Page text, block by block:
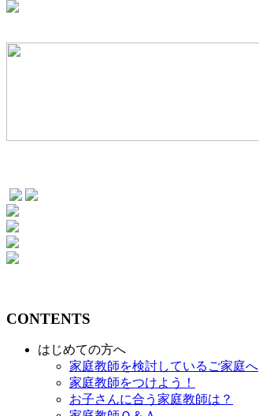
CONTENTS
はじめての方へ
家庭教師を検討しているご家庭へ
家庭教師をつけよう！
お子さんに合う家庭教師は？